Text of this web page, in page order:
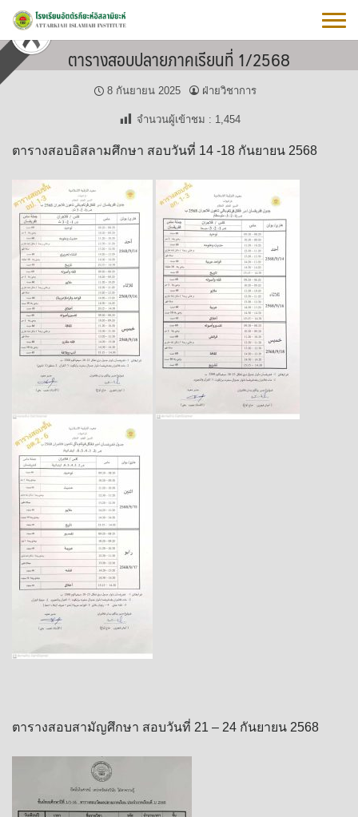
Skip
content
ตารางสอบปลายภาคเรียนที่ 1/2568
8 กันยายน 2025 ฝ่ายวิชาการ
จำนวนผู้เข้าชม : 1,454
ตารางสอบอิสลามศึกษา สอบวันที่ 14 -18 กันยายน 2568
ตารางสอบสามัญศึกษา สอบวันที่ 21 – 24 กันยายน 2568